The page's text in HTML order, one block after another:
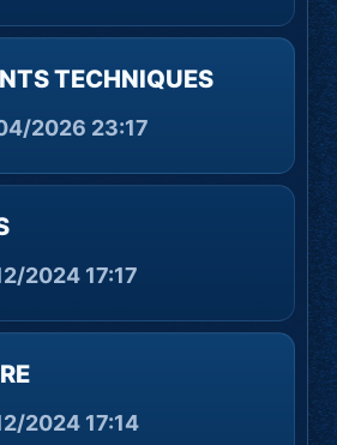
TECHNIQUES
2026 23:17
2024 17:17
2024 17:14